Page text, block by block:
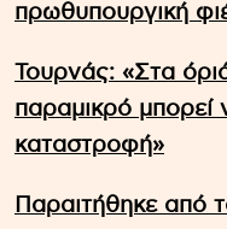
πρωθυπουργική
Τουρνάς: «Στα
παραμικρό μπορεί
καταστροφή»
Παραιτήθηκε από